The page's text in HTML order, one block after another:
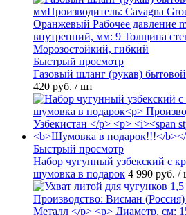
Быстрый просмотр
Газовый шланг (рукав)
420 руб. / шт
Быстрый просмотр
Набор чугунный узбекский с
шумовка в подарок 4 990 руб. /